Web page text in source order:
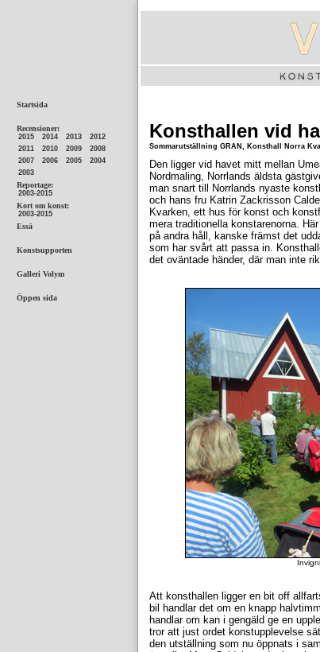
Konsthallen vid
Sommarutställning GRAN, Konsthall Norra
Den ligger vid havet mitt mellan
Nordmaling, Norrlands äldsta
man snart till Norrlands nyaste
och hans fru Katrin Zackrisson
Kvarken, ett hus för konst och
mera traditionella konstarenorna.
på andra håll, kanske främst det
som har svårt att passa in.
det oväntade händer, där man inte
Att konsthallen ligger en bit off
bil handlar det om en knapp
handlar om kan i gengäld ge en
tror att just ordet konstupplevelse
den utställning som nu öppnats i